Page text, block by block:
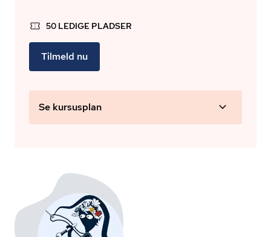
50 LEDIGE PLADSER
Tilmeld nu
Se kursusplan